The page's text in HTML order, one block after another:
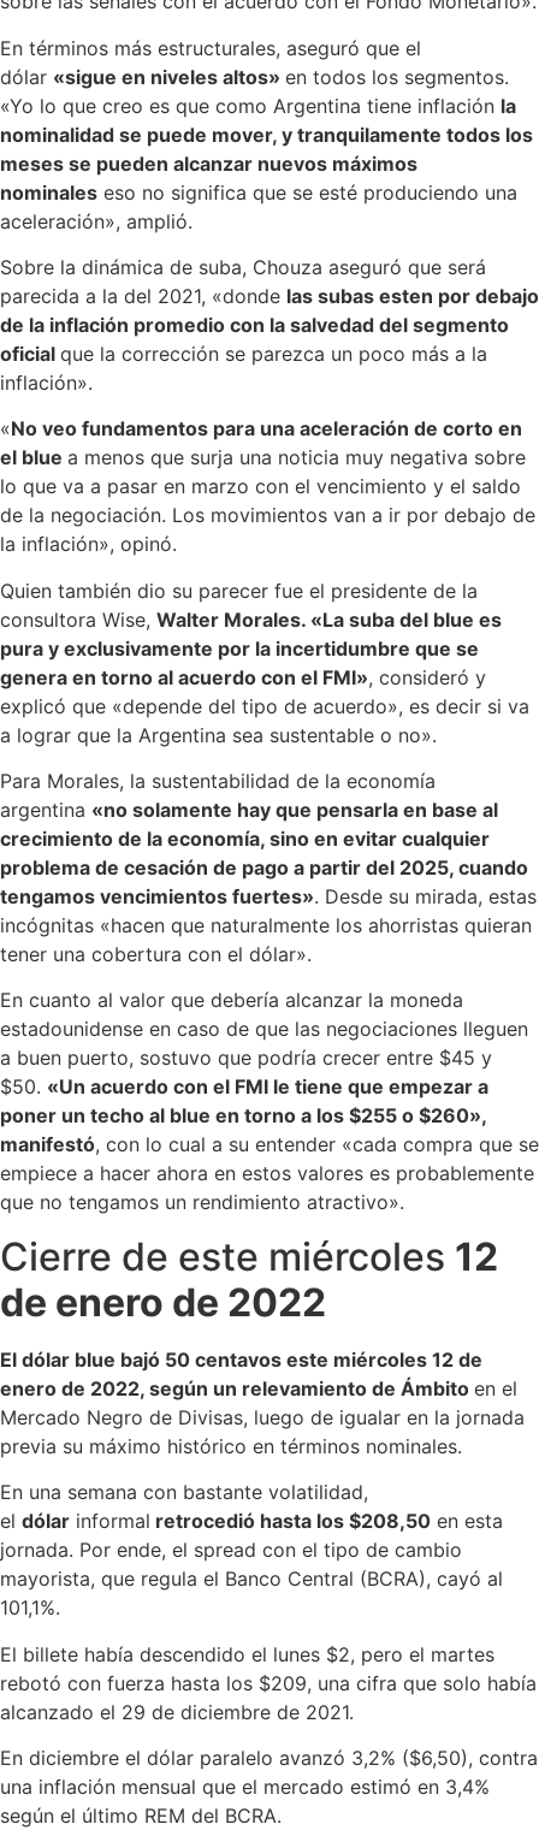
En términos más estructurales, aseguró que el
dólar «sigue en niveles altos» en todos los segmentos.
«Yo lo que creo es que como Argentina tiene inflación la
nominalidad se puede mover, y tranquilamente todos los
meses se pueden alcanzar nuevos máximos
nominales eso no significa que se esté produciendo una
aceleración», amplió.
Sobre la dinámica de suba, Chouza aseguró que será
parecida a la del 2021, «donde las subas esten por debajo
de la inflación promedio con la salvedad del segmento
oficial que la corrección se parezca un poco más a la
inflación».
«No veo fundamentos para una aceleración de corto en
el blue a menos que surja una noticia muy negativa sobre
lo que va a pasar en marzo con el vencimiento y el saldo
de la negociación. Los movimientos van a ir por debajo de
la inflación», opinó.
Quien también dio su parecer fue el presidente de la
consultora Wise, Walter Morales. «La suba del blue es
pura y exclusivamente por la incertidumbre que se
genera en torno al acuerdo con el FMI», consideró y
explicó que «depende del tipo de acuerdo», es decir si va
a lograr que la Argentina sea sustentable o no».
Para Morales, la sustentabilidad de la economía
argentina «no solamente hay que pensarla en base al
crecimiento de la economía, sino en evitar cualquier
problema de cesación de pago a partir del 2025, cuando
tengamos vencimientos fuertes». Desde su mirada, estas
incógnitas «hacen que naturalmente los ahorristas quieran
tener una cobertura con el dólar».
En cuanto al valor que debería alcanzar la moneda
estadounidense en caso de que las negociaciones lleguen
a buen puerto, sostuvo que podría crecer entre $45 y
$50. «Un acuerdo con el FMI le tiene que empezar a
poner un techo al blue en torno a los $255 o $260»,
manifestó, con lo cual a su entender «cada compra que se
empiece a hacer ahora en estos valores es probablemente
que no tengamos un rendimiento atractivo».
Cierre de este miércoles 12
de enero de 2022
El dólar blue bajó 50 centavos este miércoles 12 de
enero de 2022, según un relevamiento de Ámbito en el
Mercado Negro de Divisas, luego de igualar en la jornada
previa su máximo histórico en términos nominales.
En una semana con bastante volatilidad,
el dólar informal retrocedió hasta los $208,50 en esta
jornada. Por ende, el spread con el tipo de cambio
mayorista, que regula el Banco Central (BCRA), cayó al
101,1%.
El billete había descendido el lunes $2, pero el martes
rebotó con fuerza hasta los $209, una cifra que solo había
alcanzado el 29 de diciembre de 2021.
En diciembre el dólar paralelo avanzó 3,2% ($6,50), contra
una inflación mensual que el mercado estimó en 3,4%
según el último REM del BCRA.